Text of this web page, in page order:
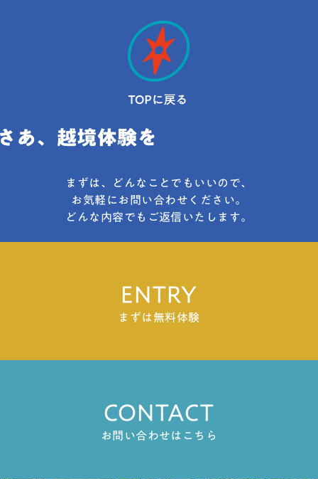
まずは、どんなことでもいいので、
お気軽にお問い合わせください。
どんな内容でもご返信いたします。
ENTRY
まずは無料体験
CONTACT
お問い合わせはこちら